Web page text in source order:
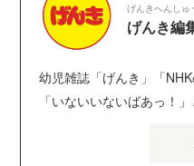
げんきへんしゅ
げんき編
幼児雑誌「げんき」「
「いないいないばあっ！
のお子さんがいるパパ・